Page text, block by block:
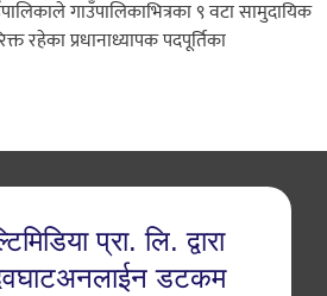
गाउँपालिकाभित्रका ९ वटा सामुदायिक
रहेका प्रधानाध्यापक पदपूर्तिका
प्रा. लि. द्वारा
डटकम